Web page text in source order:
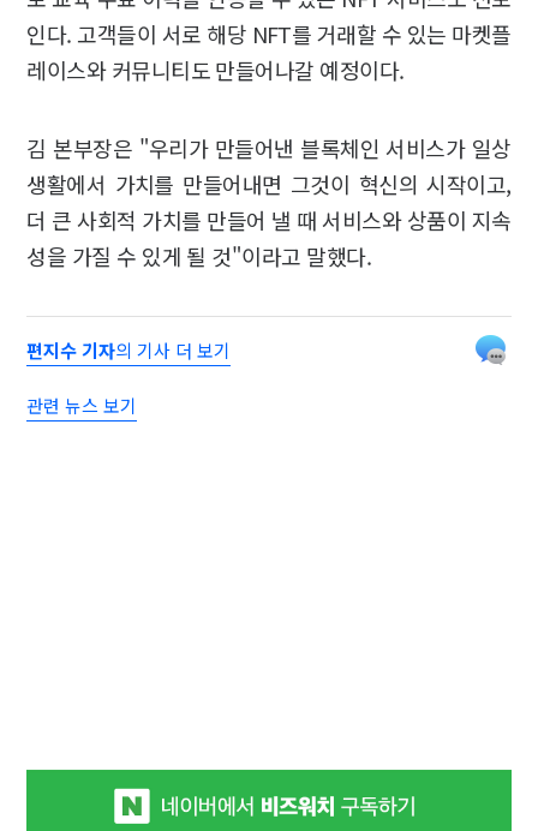
인다. 고객들이 서로 해당 NFT를 거래할 수 있는 마켓플
레이스와 커뮤니티도 만들어나갈 예정이다.
김 본부장은 "우리가 만들어낸 블록체인 서비스가 일상
생활에서 가치를 만들어내면 그것이 혁신의 시작이고,
더 큰 사회적 가치를 만들어 낼 때 서비스와 상품이 지속
성을 가질 수 있게 될 것"이라고 말했다.
편지수 기자의 기사 더 보기
관련 뉴스 보기